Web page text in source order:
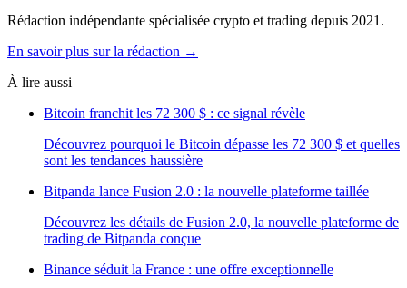
Rédaction indépendante spécialisée crypto et trading depuis 2021.
En savoir plus sur la rédaction →
À lire aussi
Bitcoin franchit les 72 300 $ : ce signal révèle
Découvrez pourquoi le Bitcoin dépasse les 72 300 $ et quelles
sont les tendances haussière
Bitpanda lance Fusion 2.0 : la nouvelle plateforme taillée
Découvrez les détails de Fusion 2.0, la nouvelle plateforme de
trading de Bitpanda conçue
Binance séduit la France : une offre exceptionnelle